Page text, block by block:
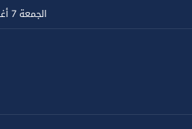
الجمعة 7 أغسطس 2026 - 9:10 صباحًا